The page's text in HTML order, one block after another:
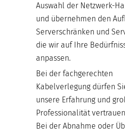
Auswahl der Netzwerk-
und übernehmen den
Serverschränken und
die wir auf Ihre
anpassen.
Bei der fachgerechten
Kabelverlegung dürfen
unsere Erfahrung und
Professionalität
Bei der Abnahme oder